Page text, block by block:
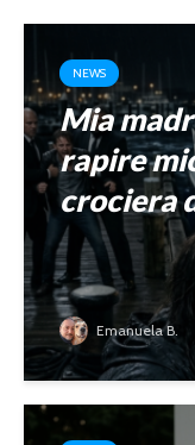
NEWS
Mia
rapire
crociera
Emanuela B.